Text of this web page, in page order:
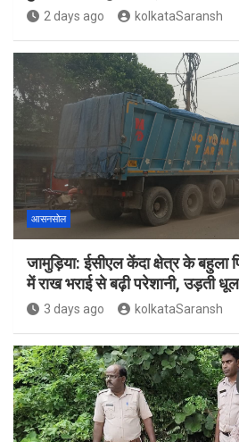
2 days ago kolkataSaransh
आसनसोल
जामुड़िया: ईसीएल केंदा क्षेत्र के बहुला
में राख भराई से बढ़ी परेशानी, उड़ती धूल
3 days ago kolkataSaransh